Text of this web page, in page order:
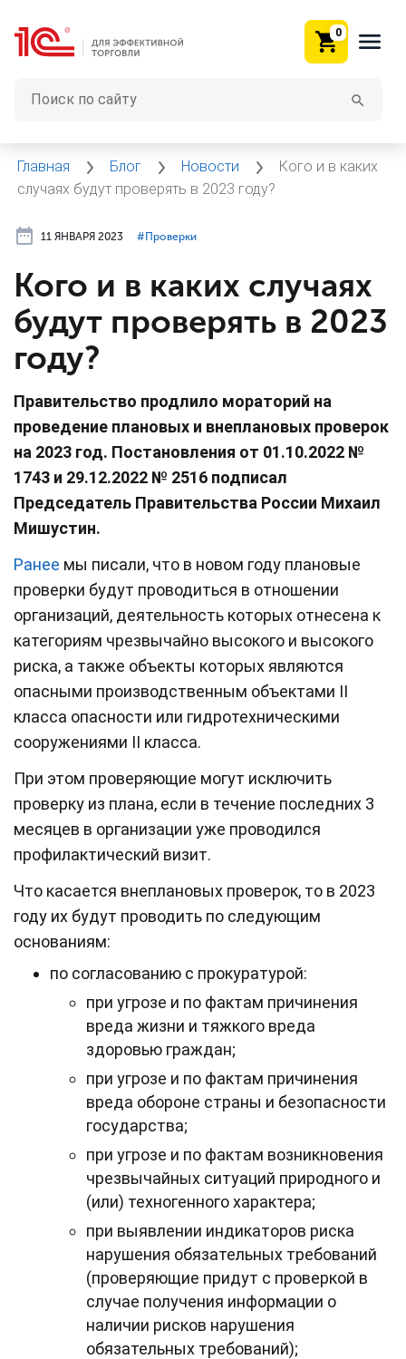
0
Главная Блог Новости
Кого и в каких
случаях будут проверять в 2023 году?
11 ЯНВАРЯ 2023 #⁣Проверки
Кого и в каких случаях
будут проверять в 2023
году?
Правительство продлило мораторий на
проведение плановых и внеплановых проверок
на 2023 год. Постановления от 01.10.2022 №
1743 и 29.12.2022 № 2516 подписал
Председатель Правительства России Михаил
Мишустин.
Ранее мы писали, что в новом году плановые
проверки будут проводиться в отношении
организаций, деятельность которых отнесена к
категориям чрезвычайно высокого и высокого
риска, а также объекты которых являются
опасными производственным объектами II
класса опасности или гидротехническими
сооружениями II класса.
При этом проверяющие могут исключить
проверку из плана, если в течение последних 3
месяцев в организации уже проводился
профилактический визит.
Что касается внеплановых проверок, то в 2023
году их будут проводить по следующим
основаниям:
по согласованию с прокуратурой:
при угрозе и по фактам причинения
вреда жизни и тяжкого вреда
здоровью граждан;
при угрозе и по фактам причинения
вреда обороне страны и безопасности
государства;
при угрозе и по фактам возникновения
чрезвычайных ситуаций природного и
(или) техногенного характера;
при выявлении индикаторов риска
нарушения обязательных требований
(проверяющие придут с проверкой в
случае получения информации о
наличии рисков нарушения
обязательных требований);